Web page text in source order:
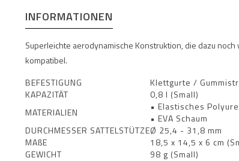
INFORMATIONEN
Superleichte aerodynamische Konstruktion, die dazu
kompatibel.
BEFESTIGUNG
Klettgurte /
KAPAZITÄT
0,8 l (Small)
MATERIALIEN
• Elastisches
• EVA Schaum
DURCHMESSER SATTELSTÜTZEØ 25,4 - 31,8 mm
MAßE
18,5 x 14,5 x 6 cm
GEWICHT
98 g (Small)